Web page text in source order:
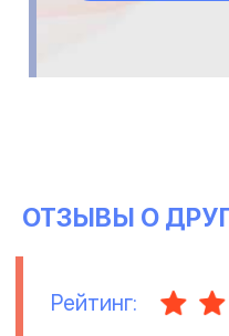
ОТЗЫВЫ О
Рейтинг: